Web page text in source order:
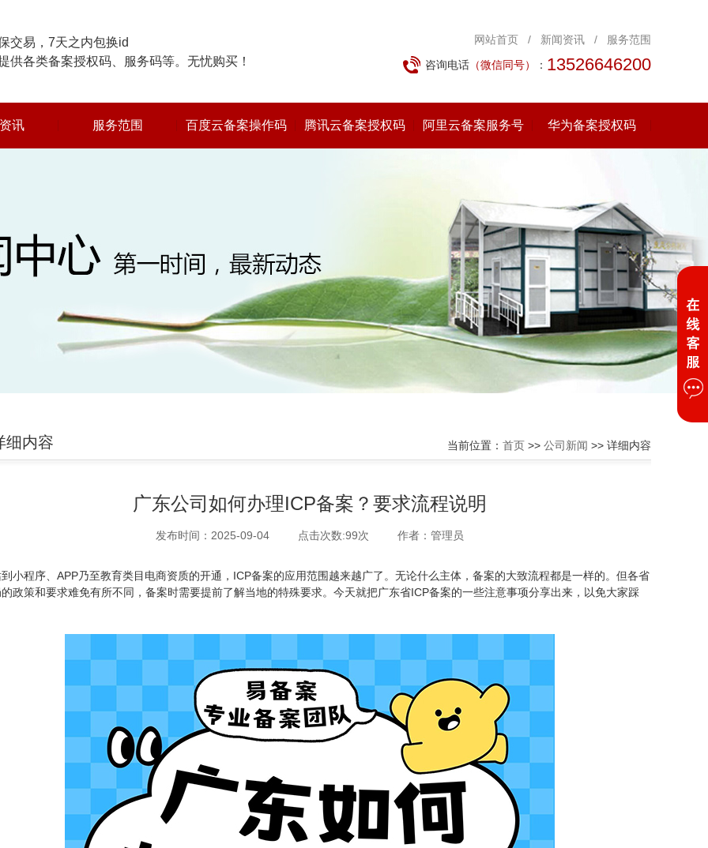
交易，7天之内包换id
供各类备案授权码、服务码等。无忧购买！
网站首页 / 新闻资讯 /
服务范围
咨询电话 （微信同号） ： 13526646200
讯 服务范围 百度云备案操作码 腾讯云备案授权码 阿里云备案服务号 华为备案授权码
细内容 当前位置： 首页 >> 公司新闻 >> 详细内容
广东公司如何办理ICP备案？要求流程说明
发布时间：2025-09-04 点击次数:99次 作者：管理员
到小程序、APP乃至教育类目电商资质的开通，ICP备案的应用范围越来越广了。无论什么主体，备案的大致流程都是一样的。但各省
政策和要求难免有所不同，备案时需要提前了解当地的特殊要求。今天就把广东省ICP备案的一些注意事项分享出来，以免大家踩